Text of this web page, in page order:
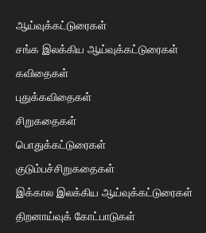
ஆய்வுக்கட்டுரைகள்
சங்க இலக்கிய ஆய்வுக்கட்டுரைகள்
கவிதைகள்
புதுக்கவிதைகள்
சிறுகதைகள்
பொதுக்கட்டுரைகள்
குடும்பச்சிறுகதைகள்
இக்கால இலக்கிய ஆய்வுக்கட்டுரைகள்
திறனாய்வுக் கோட்பாடுகள்